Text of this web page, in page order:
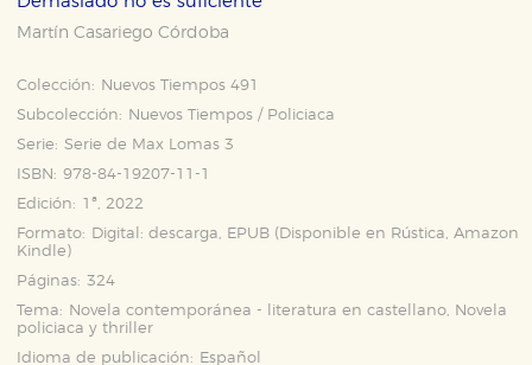
Martín Casariego Córdoba
Colección:
Nuevos Tiempos 491
Subcolección:
Nuevos Tiempos / Policiaca
Serie: Serie de Max Lomas 3
ISBN: 978-84-19207-11-1
Edición: 1ª, 2022
Formato:
Digital: descarga, EPUB (Disponible en Rústica,Amazon
Kindle )
Páginas: 324
Tema:
Novela contemporánea - literatura en castellano, Novela
policiaca y thriller
Idioma de publicación:
Español